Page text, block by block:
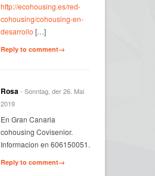
http://ecohousing.es/red-
cohousing/cohousing-en-
desarrollo […]
Reply to comment→
Rosa- Sonntag, der 26. Mai
2019
En Gran Canaria
cohousing Covisenior.
Informacion en 606150051.
Reply to comment→